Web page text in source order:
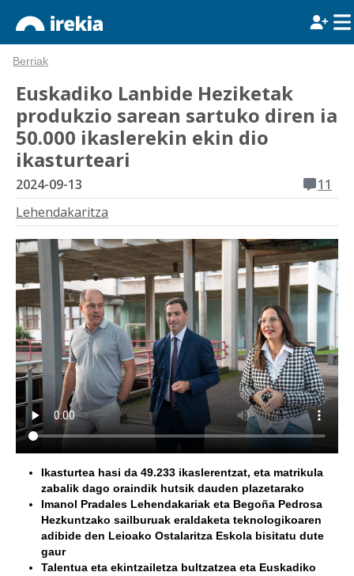
Berriak
Euskadiko Lanbide Heziketak
produkzio sarean sartuko diren ia
50.000 ikaslerekin ekin dio
ikasturteari
2024-09-13
11
Lehendakaritza
Ikasturtea hasi da 49.233 ikaslerentzat, eta matrikula
zabalik dago oraindik hutsik dauden plazetarako
Imanol Pradales Lehendakariak eta Begoña Pedrosa
Hezkuntzako sailburuak eraldaketa teknologikoaren
adibide den Leioako Ostalaritza Eskola bisitatu dute
gaur
Talentua eta ekintzailetza bultzatzea eta Euskadiko